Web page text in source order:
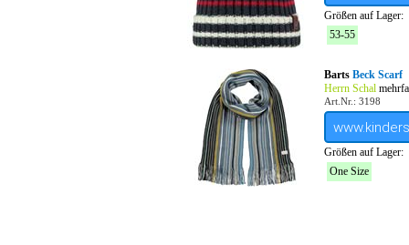
Größen auf Lager:
53-55
Barts Beck Scarf
Herrn Schal
Art.Nr.: 3198
Größen auf Lager:
One Size